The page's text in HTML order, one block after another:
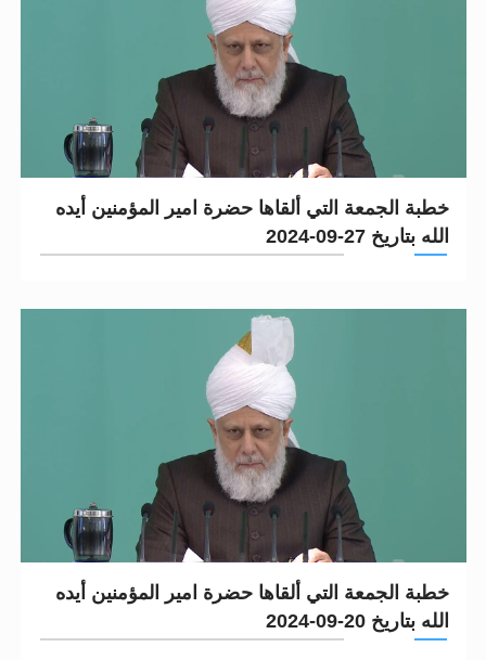
خطبة الجمعة التي ألقاها حضرة امير المؤمنين أيده
الله بتاريخ 27-09-2024
خطبة الجمعة التي ألقاها حضرة امير المؤمنين أيده
الله بتاريخ 20-09-2024